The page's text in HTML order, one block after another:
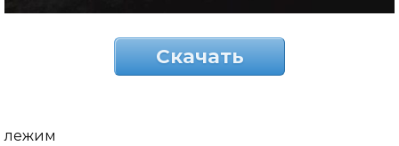
Скачать
лежим